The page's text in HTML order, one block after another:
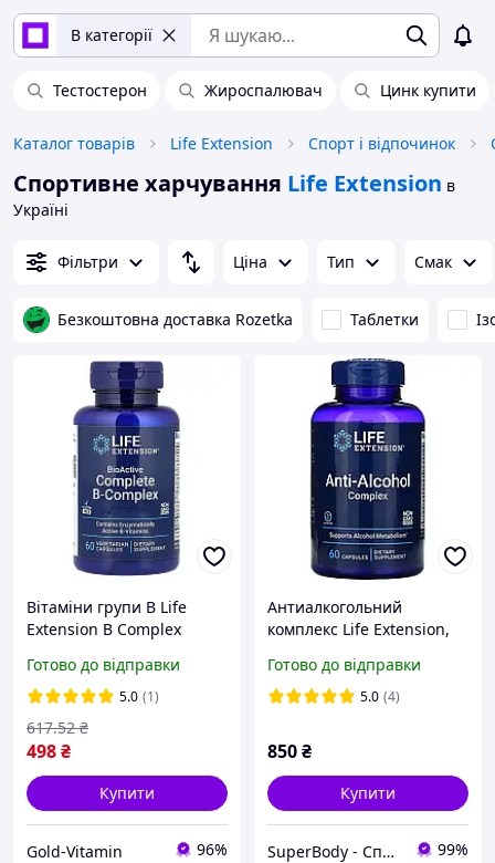
В категорії
Тестостерон Жироспалювач Цинк купити
Каталог товарів Life Extension Спорт і відпочинок
Спортивне харчування Life Extension в
Україні
Фільтри Ціна Тип Смак
Безкоштовна доставка Rozetka Таблетки
Вітаміни групи B Life
Extension B Complex
Готово до відправки
5.0 (1)
498₴
617.52 ₴
Купити
Gold-Vitamin 96%
Антиалкогольний
комплекс Life Extension,
HepatoProtection, 60
капсул
Готово до відправки
5.0 (4)
850₴
Купити
SuperBody - Спортивне харчування та аксесуари для спортсменів і не тільки!!! 99%